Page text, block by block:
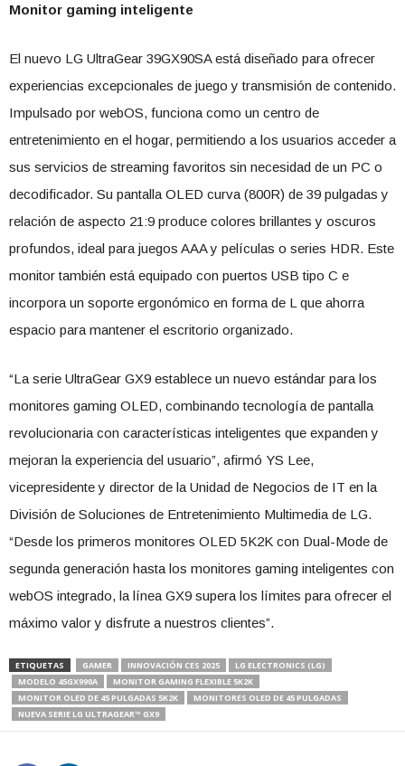
Monitor gaming inteligente
El nuevo LG UltraGear 39GX90SA está diseñado para ofrecer
experiencias excepcionales de juego y transmisión de contenido.
Impulsado por webOS, funciona como un centro de
entretenimiento en el hogar, permitiendo a los usuarios acceder a
sus servicios de streaming favoritos sin necesidad de un PC o
decodificador. Su pantalla OLED curva (800R) de 39 pulgadas y
relación de aspecto 21:9 produce colores brillantes y oscuros
profundos, ideal para juegos AAA y películas o series HDR. Este
monitor también está equipado con puertos USB tipo C e
incorpora un soporte ergonómico en forma de L que ahorra
espacio para mantener el escritorio organizado.
“La serie UltraGear GX9 establece un nuevo estándar para los
monitores gaming OLED, combinando tecnología de pantalla
revolucionaria con características inteligentes que expanden y
mejoran la experiencia del usuario”, afirmó YS Lee,
vicepresidente y director de la Unidad de Negocios de IT en la
División de Soluciones de Entretenimiento Multimedia de LG.
“Desde los primeros monitores OLED 5K2K con Dual-Mode de
segunda generación hasta los monitores gaming inteligentes con
webOS integrado, la línea GX9 supera los límites para ofrecer el
máximo valor y disfrute a nuestros clientes”.
ETIQUETAS GAMER INNOVACIÓN CES 2025
LG ELECTRONICS (LG)
MODELO 45GX990A
MONITOR GAMING FLEXIBLE 5K2K
MONITOR OLED DE 45 PULGADAS 5K2K
MONITORES OLED DE 45 PULGADAS
NUEVA SERIE LG ULTRAGEAR™ GX9